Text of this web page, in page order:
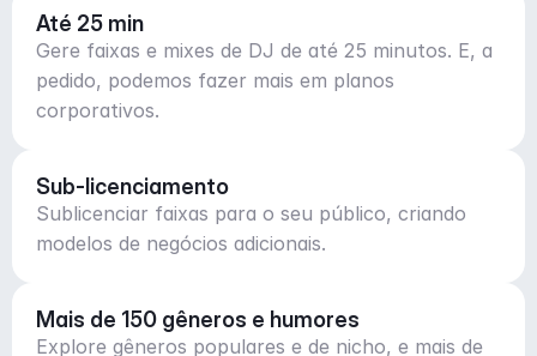
Até 25 min
Gere faixas e mixes de DJ de até 25 minutos. E, a
pedido, podemos fazer mais em planos
corporativos.
Sub-licenciamento
Sublicenciar faixas para o seu público, criando
modelos de negócios adicionais.
Mais de 150 gêneros e humores
Explore gêneros populares e de nicho, e mais de